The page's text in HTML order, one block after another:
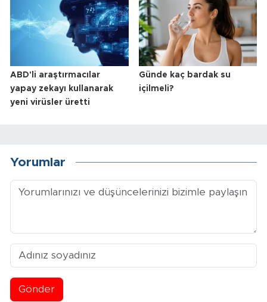
ABD'li araştırmacılar
yapay zekayı kullanarak
yeni virüsler üretti
Günde kaç bardak su
içilmeli?
Yorumlar
Gönder